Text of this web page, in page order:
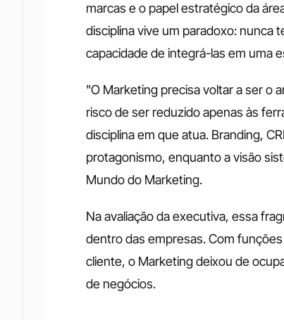
marcas e o papel estratégico da
disciplina vive um paradoxo: nunca
capacidade de integrá-las em uma
"O Marketing precisa voltar a ser o
risco de ser reduzido apenas às
disciplina em que atua. Branding,
protagonismo, enquanto a visão
Mundo do Marketing.
Na avaliação da executiva, essa
dentro das empresas. Com
cliente, o Marketing deixou de
de negócios.